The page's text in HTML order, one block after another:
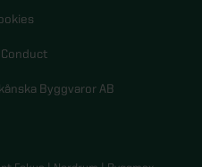
Byggvaror AB